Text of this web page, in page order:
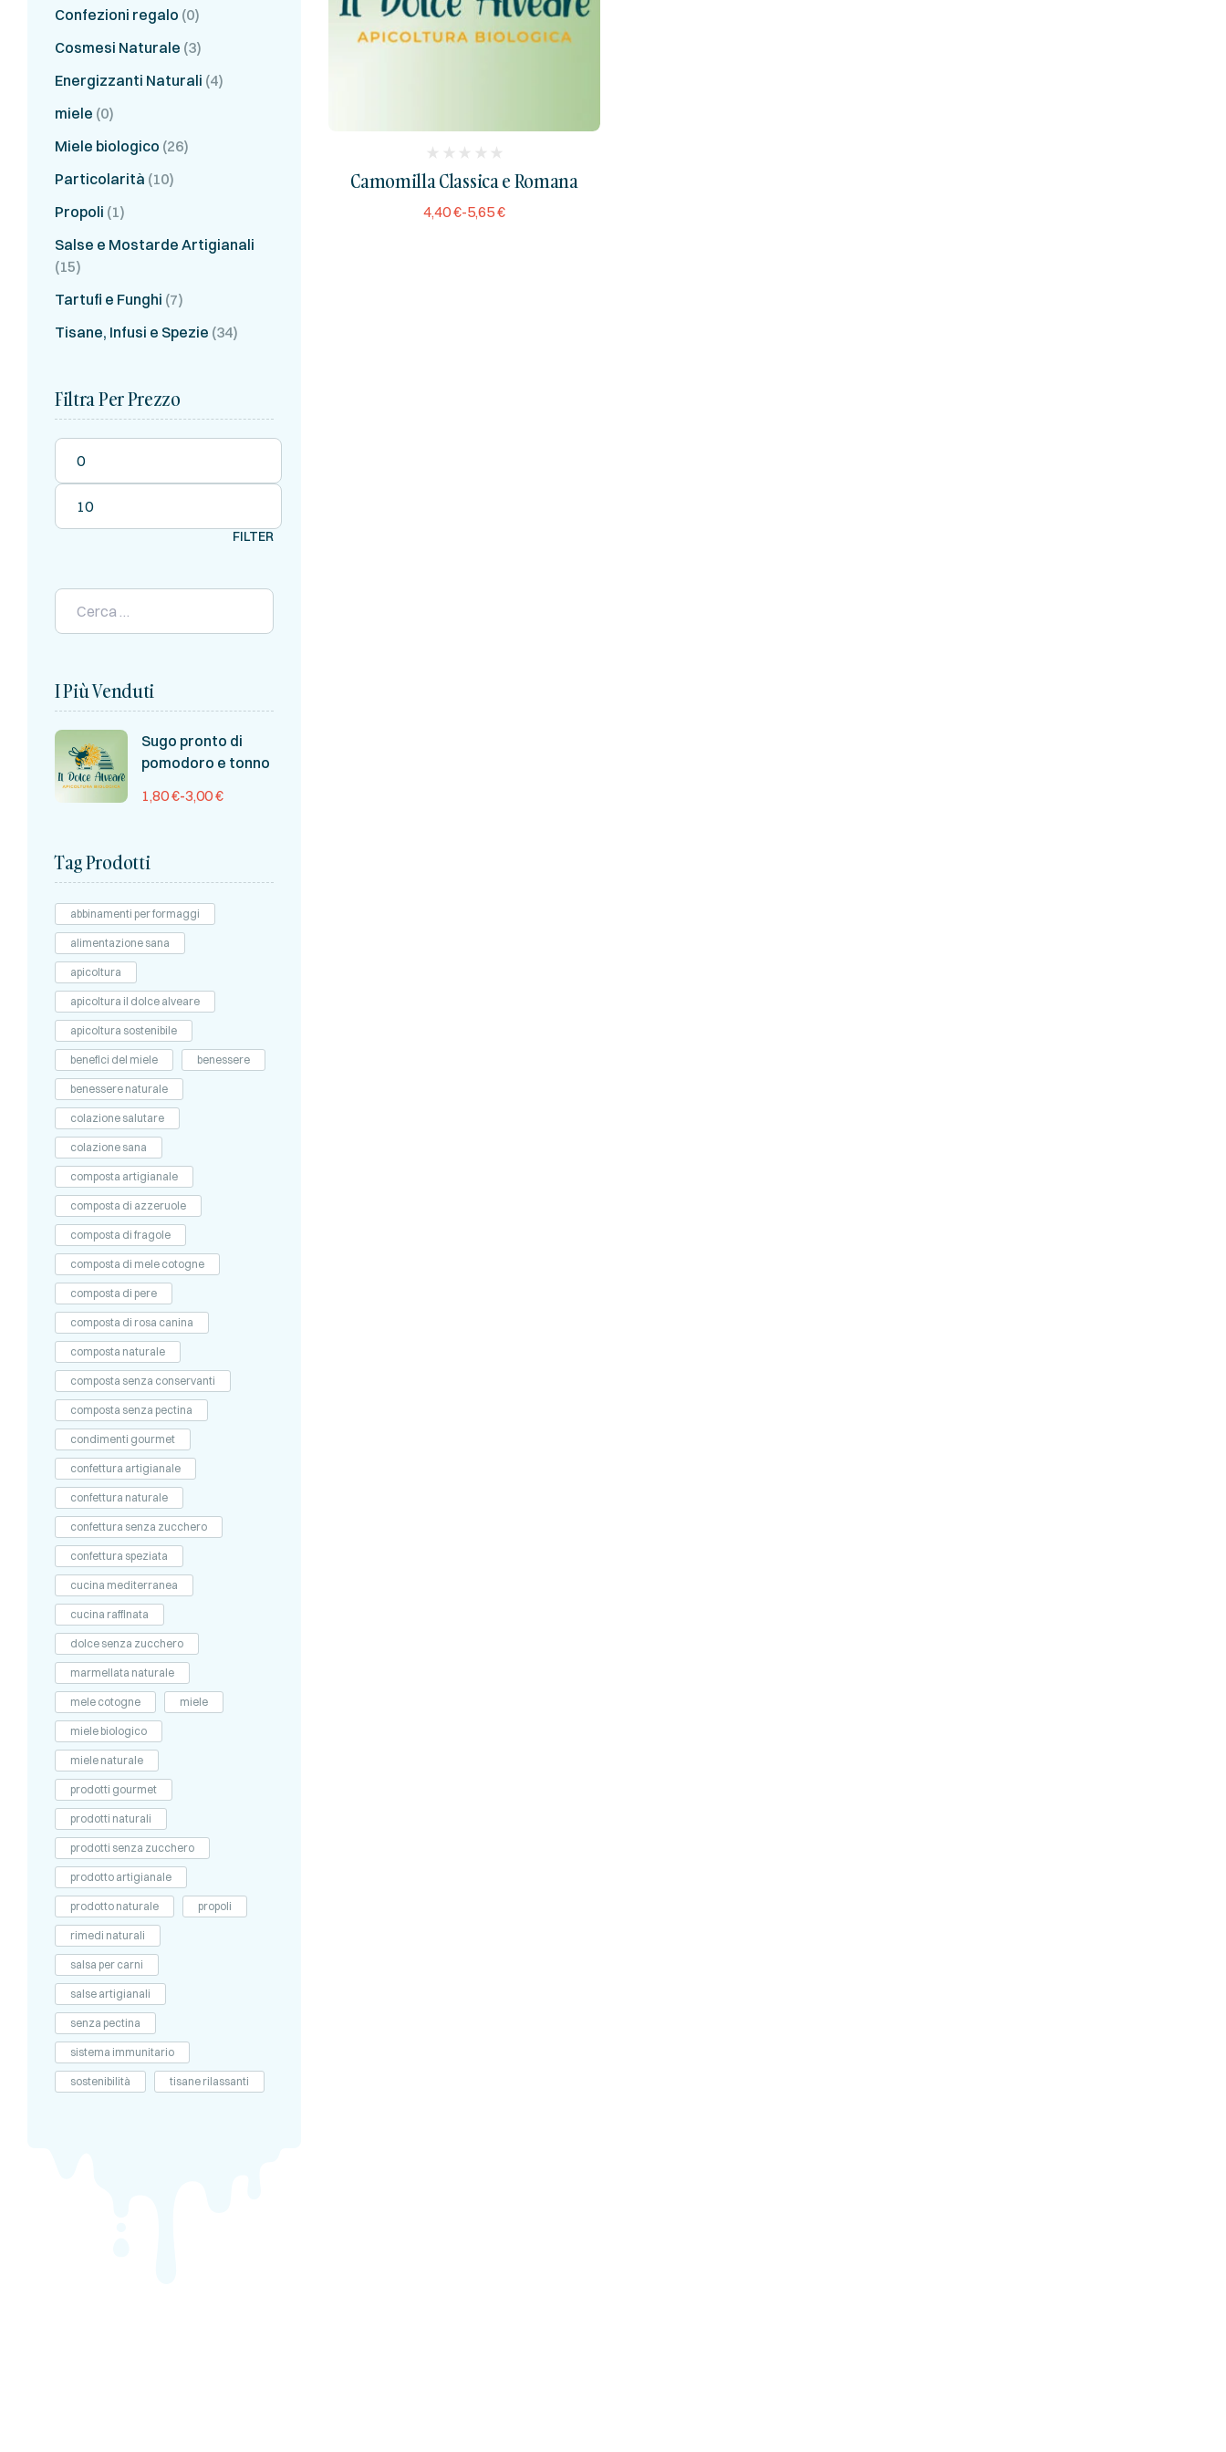
Camomilla Classica e Romana
reviews)
4,40€-5,65€
Confezioni regalo (0)
Cosmesi Naturale (3)
Energizzanti Naturali (4)
miele (0)
Miele biologico (26)
Particolarità (10)
Propoli (1)
Salse e Mostarde Artigianali
(15)
Tartufi e Funghi (7)
Tisane, Infusi e Spezie (34)
Filtra Per Prezzo
FILTER
I Più Venduti
Sugo pronto di
pomodoro e tonno
1,80€-3,00€
Tag Prodotti
abbinamenti per formaggi
alimentazione sana
apicoltura
apicoltura il dolce alveare
apicoltura sostenibile
benefici del miele benessere
benessere naturale
colazione salutare
colazione sana
composta artigianale
composta di azzeruole
composta di fragole
composta di mele cotogne
composta di pere
composta di rosa canina
composta naturale
composta senza conservanti
composta senza pectina
condimenti gourmet
confettura artigianale
confettura naturale
confettura senza zucchero
confettura speziata
cucina mediterranea
cucina raffinata
dolce senza zucchero
marmellata naturale
mele cotogne miele
miele biologico
miele naturale
prodotti gourmet
prodotti naturali
prodotti senza zucchero
prodotto artigianale
prodotto naturale propoli
rimedi naturali
salsa per carni
salse artigianali
senza pectina
sistema immunitario
sostenibilità tisane rilassanti